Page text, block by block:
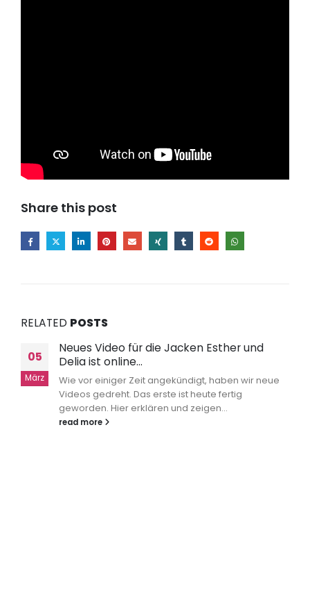
Share this post
RELATED POSTS
05
März
Neues Video für die Jacken Esther und
Delia ist online…
Wie vor einiger Zeit angekündigt, haben wir neue
Videos gedreht. Das erste ist heute fertig
geworden. Hier erklären und zeigen...
read more